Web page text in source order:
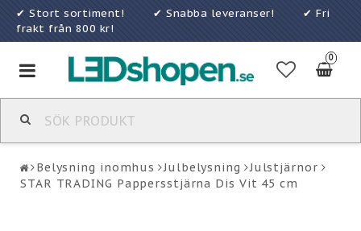
✔ Stort sortiment! ✔ Snabba leveranser! ✔ Fri
frakt från 800 kr!
0
Toggle
navigation
Belysning inomhus Julbelysning
Julstjärnor
STAR TRADING Pappersstjärna Dis Vit 45 cm